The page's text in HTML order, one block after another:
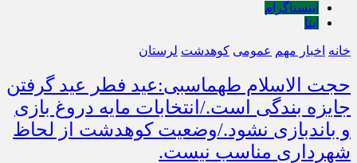
اینستاگرام
ایتا
خانه اخبار مهم عمومی کوهدشت لرستان
حجت الاسلام طهماسبی:عید فطر عید گرفتن
جایزه بندگی است./انتخابات مایه دروغ بازی
و باندبازی نشود./وضعیت کوهدشت از لحاظ
شهرداری مناسب نیست.